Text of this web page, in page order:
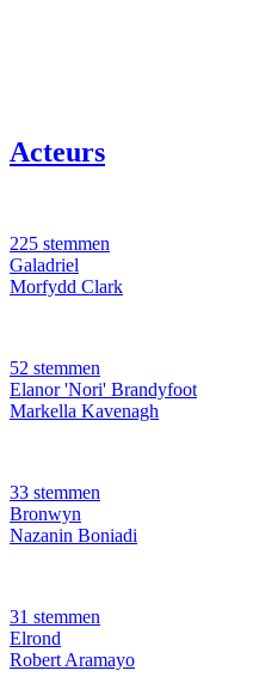
Acteurs
225 stemmen
Galadriel
Morfydd Clark
52 stemmen
Elanor 'Nori' Brandyfoot
Markella Kavenagh
33 stemmen
Bronwyn
Nazanin Boniadi
31 stemmen
Elrond
Robert Aramayo